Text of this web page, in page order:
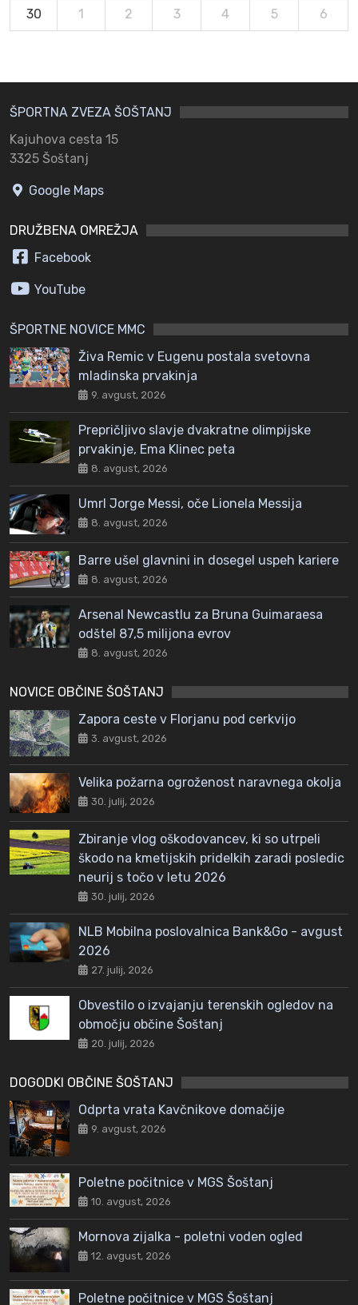
30 1 2 3 4 5 6
ŠPORTNA ZVEZA ŠOŠTANJ
Kajuhova cesta 15
3325 Šoštanj
Google Maps
DRUŽBENA OMREŽJA
Facebook
YouTube
ŠPORTNE NOVICE MMC
Živa Remic v Eugenu postala svetovna
mladinska prvakinja
9. avgust, 2026
Prepričljivo slavje dvakratne olimpijske
prvakinje, Ema Klinec peta
8. avgust, 2026
Umrl Jorge Messi, oče Lionela Messija
8. avgust, 2026
Barre ušel glavnini in dosegel uspeh kariere
8. avgust, 2026
Arsenal Newcastlu za Bruna Guimaraesa
odštel 87,5 milijona evrov
8. avgust, 2026
NOVICE OBČINE ŠOŠTANJ
Zapora ceste v Florjanu pod cerkvijo
3. avgust, 2026
Velika požarna ogroženost naravnega okolja
30. julij, 2026
Zbiranje vlog oškodovancev, ki so utrpeli
škodo na kmetijskih pridelkih zaradi posledic
neurij s točo v letu 2026
30. julij, 2026
NLB Mobilna poslovalnica Bank&Go - avgust
2026
27. julij, 2026
Obvestilo o izvajanju terenskih ogledov na
območju občine Šoštanj
20. julij, 2026
DOGODKI OBČINE ŠOŠTANJ
Odprta vrata Kavčnikove domačije
9. avgust, 2026
Poletne počitnice v MGS Šoštanj
10. avgust, 2026
Mornova zijalka - poletni voden ogled
12. avgust, 2026
Poletne počitnice v MGS Šoštanj